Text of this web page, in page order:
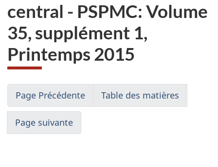
central - PSPMC: Volume
35, supplément 1,
Printemps 2015
Page Précédente Table des matières
Page suivante